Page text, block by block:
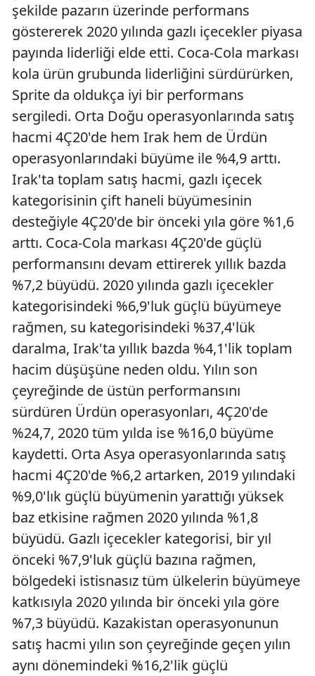
şekilde pazarın üzerinde performans
göstererek 2020 yılında gazlı içecekler piyasa
payında liderliği elde etti. Coca-Cola markası
kola ürün grubunda liderliğini sürdürürken,
Sprite da oldukça iyi bir performans
sergiledi. Orta Doğu operasyonlarında satış
hacmi 4Ç20'de hem Irak hem de Ürdün
operasyonlarındaki büyüme ile %4,9 arttı.
Irak'ta toplam satış hacmi, gazlı içecek
kategorisinin çift haneli büyümesinin
desteğiyle 4Ç20'de bir önceki yıla göre %1,6
arttı. Coca-Cola markası 4Ç20'de güçlü
performansını devam ettirerek yıllık bazda
%7,2 büyüdü. 2020 yılında gazlı içecekler
kategorisindeki %6,9'luk güçlü büyümeye
rağmen, su kategorisindeki %37,4'lük
daralma, Irak'ta yıllık bazda %4,1'lik toplam
hacim düşüşüne neden oldu. Yılın son
çeyreğinde de üstün performansını
sürdüren Ürdün operasyonları, 4Ç20'de
%24,7, 2020 tüm yılda ise %16,0 büyüme
kaydetti. Orta Asya operasyonlarında satış
hacmi 4Ç20'de %6,2 artarken, 2019 yılındaki
%9,0'lık güçlü büyümenin yarattığı yüksek
baz etkisine rağmen 2020 yılında %1,8
büyüdü. Gazlı içecekler kategorisi, bir yıl
önceki %7,9'luk güçlü bazına rağmen,
bölgedeki istisnasız tüm ülkelerin büyümeye
katkısıyla 2020 yılında bir önceki yıla göre
%7,3 büyüdü. Kazakistan operasyonunun
satış hacmi yılın son çeyreğinde geçen yılın
aynı dönemindeki %16,2'lik güçlü